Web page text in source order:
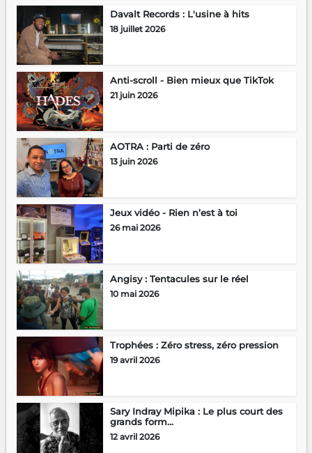
Davalt Records : L'usine à hits
18 juillet 2026
Anti-scroll - Bien mieux que TikTok
21 juin 2026
AOTRA : Parti de zéro
13 juin 2026
Jeux vidéo - Rien n’est à toi
26 mai 2026
Angisy : Tentacules sur le réel
10 mai 2026
Trophées : Zéro stress, zéro pression
19 avril 2026
Sary Indray Mipika : Le plus court des
grands form...
12 avril 2026